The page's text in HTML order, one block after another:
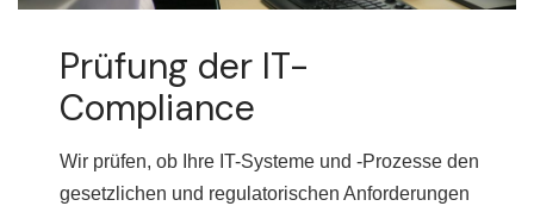
Prüfung der IT-
Compliance
Wir prüfen, ob Ihre IT-Systeme und -Prozesse den
gesetzlichen und regulatorischen Anforderungen